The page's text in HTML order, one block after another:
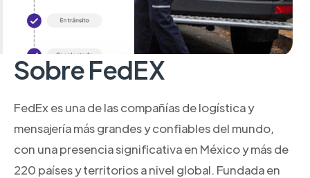
Sobre FedEX
FedEx es una de las compañías de logística y
mensajería más grandes y confiables del mundo,
con una presencia significativa en México y más de
220 países y territorios a nivel global. Fundada en